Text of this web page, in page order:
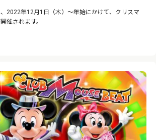
2022年12月1日（木）〜年始にかけて、クリスマ
催されます。